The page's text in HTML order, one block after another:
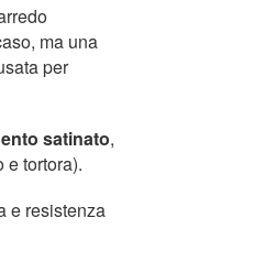
ma una
per
satinato,
tortora).
e resistenza